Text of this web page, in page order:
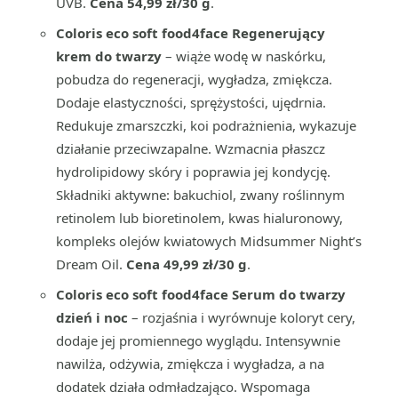
Coloris eco soft food4face Regenerujący
krem do twarzy – wiąże wodę w naskórku,
pobudza do regeneracji, wygładza, zmiękcza.
Dodaje elastyczności, sprężystości, ujędrnia.
Redukuje zmarszczki, koi podrażnienia, wykazuje
działanie przeciwzapalne. Wzmacnia płaszcz
hydrolipidowy skóry i poprawia jej kondycję.
Składniki aktywne: bakuchiol, zwany roślinnym
retinolem lub bioretinolem, kwas hialuronowy,
kompleks olejów kwiatowych Midsummer Night’s
Dream Oil. Cena 49,99 zł/30 g.
Coloris eco soft food4face Serum do twarzy
dzień i noc – rozjaśnia i wyrównuje koloryt cery,
dodaje jej promiennego wyglądu. Intensywnie
nawilża, odżywia, zmiękcza i wygładza, a na
dodatek działa odmładzająco. Wspomaga